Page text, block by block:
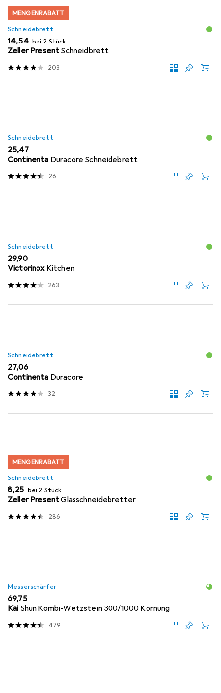
MENGENRABATT
Schneidebrett
EUR
14,54 bei 2 Stück
Zeller Present Schneidbrett
203
Schneidebrett
EUR
25,47
Continenta Duracore Schneidebrett
26
Schneidebrett
EUR
29,90
Victorinox Kitchen
263
Schneidebrett
EUR
27,06
Continenta Duracore
32
MENGENRABATT
Schneidebrett
EUR
8,25 bei 2 Stück
Zeller PresentGlasschneidebretter
286
Messerschärfer
EUR
69,75
Kai Shun Kombi-Wetzstein 300/1000 Körnung
479